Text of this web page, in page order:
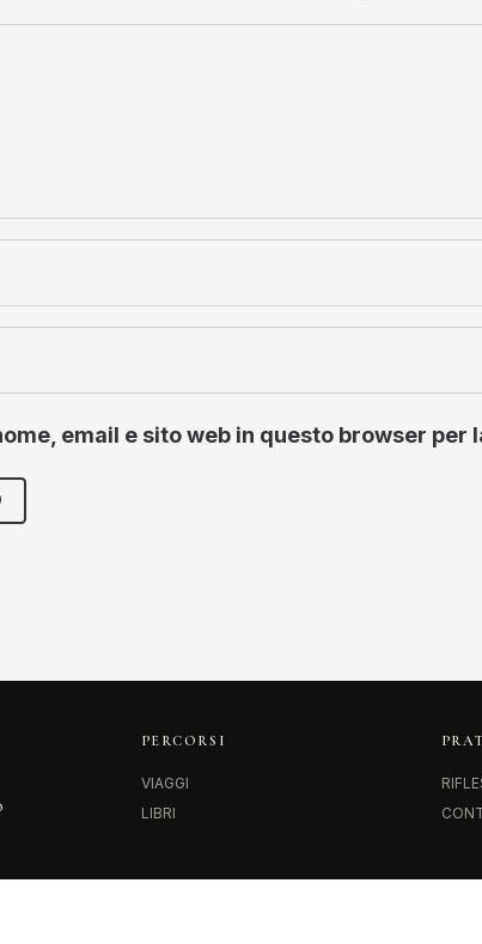
email e sito web in questo browser
PERCORSI
VIAGGI
LIBRI